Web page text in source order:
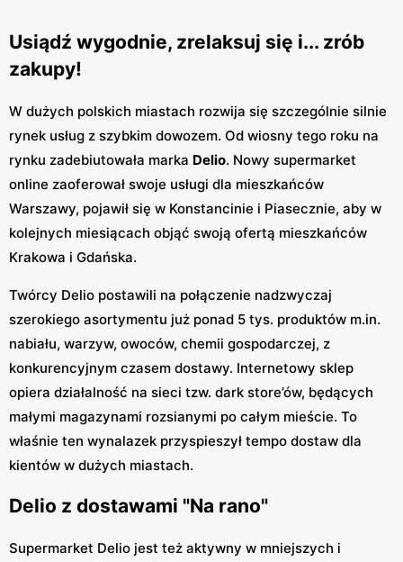
Usiądź wygodnie, zrelaksuj się i... zrób
zakupy!
W dużych polskich miastach rozwija się szczególnie silnie
rynek usług z szybkim dowozem. Od wiosny tego roku na
rynku zadebiutowała marka Delio. Nowy supermarket
online zaoferował swoje usługi dla mieszkańców
Warszawy, pojawił się w Konstancinie i Piasecznie, aby w
kolejnych miesiącach objąć swoją ofertą mieszkańców
Krakowa i Gdańska.
Twórcy Delio postawili na połączenie nadzwyczaj
szerokiego asortymentu już ponad 5 tys. produktów m.in.
nabiału, warzyw, owoców, chemii gospodarczej, z
konkurencyjnym czasem dostawy. Internetowy sklep
opiera działalność na sieci tzw. dark store’ów, będących
małymi magazynami rozsianymi po całym mieście. To
właśnie ten wynalazek przyspieszył tempo dostaw dla
kientów w dużych miastach.
Delio z dostawami "Na rano"
Supermarket Delio jest też aktywny w mniejszych i